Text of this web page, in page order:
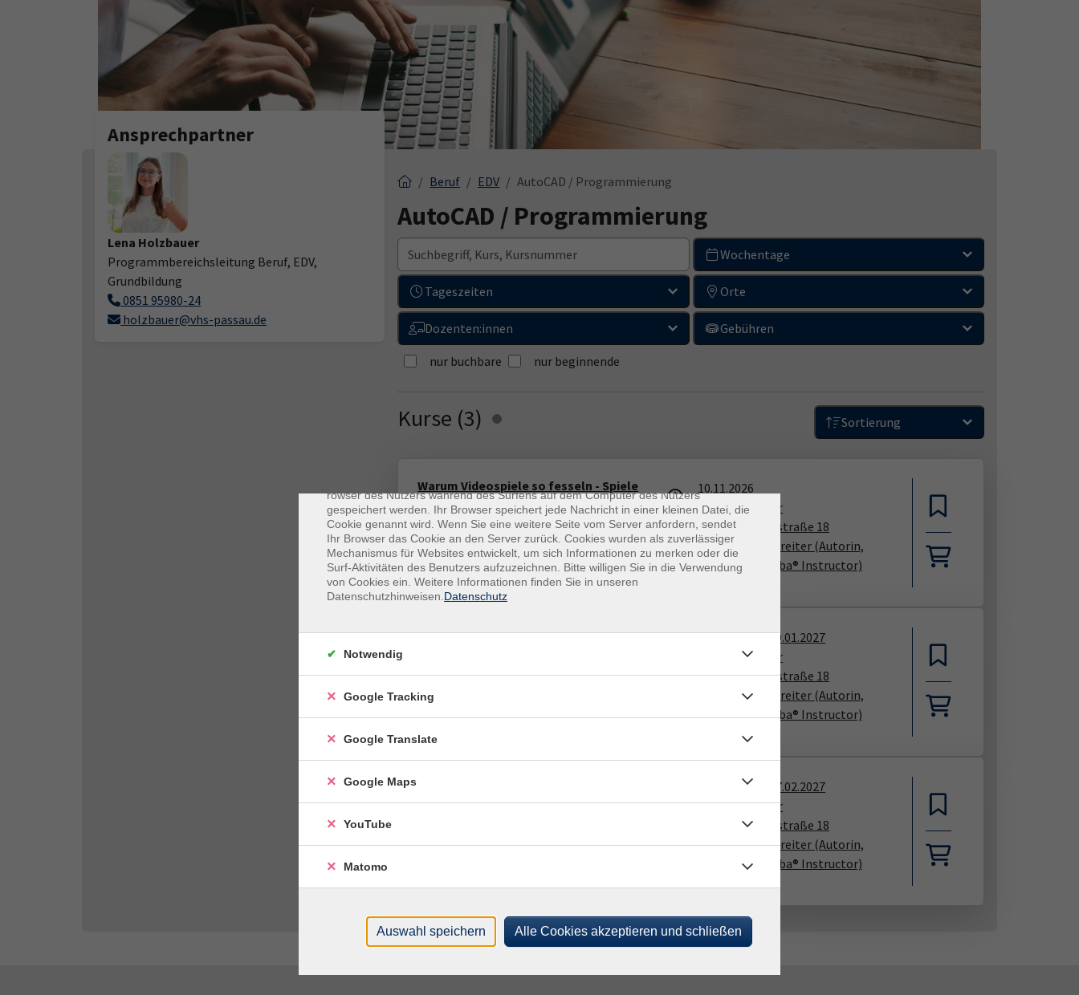
Beruf EDV AutoCAD / Programmierung
AutoCAD / Programmierung
Wochentage
Tageszeiten Orte
Dozenten:innen Gebühren
nur buchbare nur beginnende
Kurse (3) Loading... Sortierung
Warum Videospiele so fesseln - Spiele
analysieren wie ein Game Designer
262540001
28,00 €
10.11.2026
18:00– 20:00
Uhr
Passau, Nikolastraße 18
Andrea Voggenreiter (Autorin,
Trainerin, Zumba® Instructor)
Baue dein erstes Videospiel mit Unity
109,00 €
23.01.2027—30.01.2027
14:00
Uhr
Passau, Nikolastraße 18
Andrea Voggenreiter (Autorin,
Trainerin, Zumba® Instructor)
entwickeln mit Unity (Aufbaukurs)
20.02.2027
27.02.2027
09:00–14:00Uhr
Passau, Nikolastraße 18
Andrea Voggenreiter (Autorin,
Trainerin, Zumba® Instructor)
Ansprechpartner
Lena Holzbauer
Programmbereichsleitung Beruf, EDV,
Grundbildung
0851 95980-24
holzbauer@vhs-passau.de
Cookies sind kleine Datenmengen, die von einer Website gesendet und vom Webb
rowser des Nutzers während des Surfens auf dem Computer des Nutzers
gespeichert werden. Ihr Browser speichert jede Nachricht in einer kleinen Datei, die
Cookie genannt wird. Wenn Sie eine weitere Seite vom Server anfordern, sendet
Ihr Browser das Cookie an den Server zurück. Cookies wurden als zuverlässiger
Mechanismus für Websites entwickelt, um sich Informationen zu merken oder die
Surf-Aktivitäten des Benutzers aufzuzeichnen. Bitte willigen Sie in die Verwendung
von Cookies ein. Weitere Informationen finden Sie in unseren
Datenschutzhinweisen. Datenschutz
Notwendig
Google Tracking
Google Translate
Google Maps
YouTube
Matomo
Auswahl speichern Alle Cookies akzeptieren und schließen